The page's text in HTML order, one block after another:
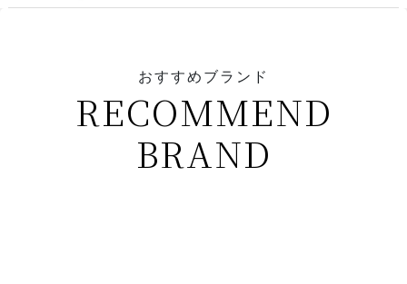
おすすめブランド
RECOMMEND
BRAND